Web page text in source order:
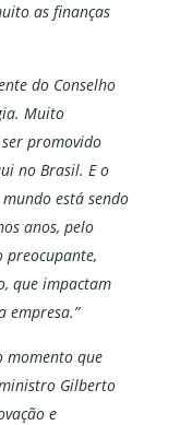
as finanças
do Conselho
Muito
promovido
no Brasil. E o
está sendo
anos, pelo
que impactam
empresa.”
momento que
Gilberto
e